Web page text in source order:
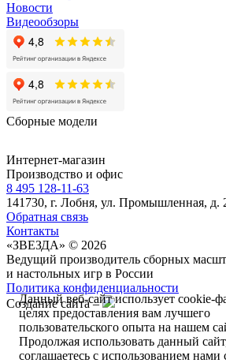
Новости
Видеообзоры
Сборные модели
Интернет-магазин
Производство и офис
8 495 128-11-63
141730, г. Лобня, ул. Промышленная, д.
Обратная связь
Контакты
«ЗВЕЗДА» © 2026
Ведущий производитель сборных
и настольных игр в России
Политика конфиденциальности
Создание сайта –
Данный веб-сайт использует cookie-
целях предоставления вам лучшего
пользовательского опыта на нашем
Продолжая использовать данный
соглашаетесь с использованием нами